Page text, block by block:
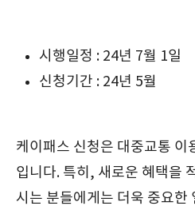
시행일정 : 24년 7월 1일
신청기간 : 24년 5월
케이패스 신청은 대중교통 이
입니다. 특히, 새로운 혜택을
시는 분들에게는 더욱 중요한